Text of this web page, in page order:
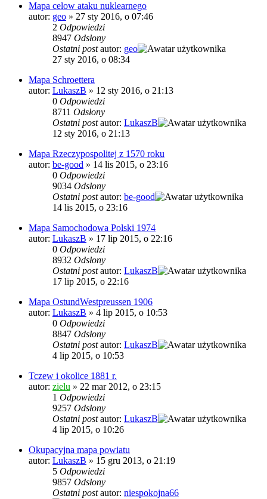
Mapa celow ataku nuklearnego
autor: geo » 27 sty 2016, o 07:46
2 Odpowiedzi
8947 Odsłony
Ostatni postautor: geo
27 sty 2016, o 08:34
Mapa Schroettera
autor: LukaszB » 12 sty 2016, o 21:13
0 Odpowiedzi
8711 Odsłony
Ostatni postautor: LukaszB
12 sty 2016, o 21:13
Mapa Rzeczypospolitej z 1570 roku
autor: be-good » 14 lis 2015, o 23:16
0 Odpowiedzi
9034 Odsłony
Ostatni postautor: be-good
14 lis 2015, o 23:16
Mapa Samochodowa Polski 1974
autor: LukaszB » 17 lip 2015, o 22:16
0 Odpowiedzi
8932 Odsłony
Ostatni postautor: LukaszB
17 lip 2015, o 22:16
Mapa OstundWestpreussen 1906
autor: LukaszB » 4 lip 2015, o 10:53
0 Odpowiedzi
8847 Odsłony
Ostatni postautor: LukaszB
4 lip 2015, o 10:53
Tczew i okolice 1881 r.
autor: zielu » 22 mar 2012, o 23:15
1 Odpowiedzi
9257 Odsłony
Ostatni postautor: LukaszB
4 lip 2015, o 10:26
Okupacyjna mapa powiatu
autor: LukaszB » 15 gru 2013, o 21:19
5 Odpowiedzi
9857 Odsłony
Ostatni postautor: niespokojna66